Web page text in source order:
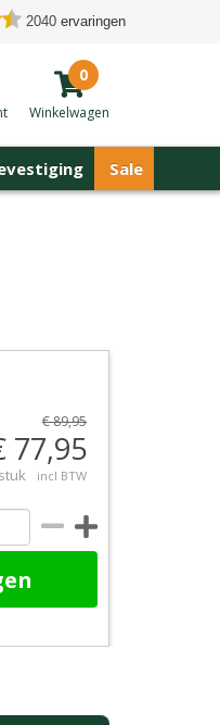
2040 ervaringen
0
Winkelwagen
Sale
€ 89,95
77,95
incl BTW